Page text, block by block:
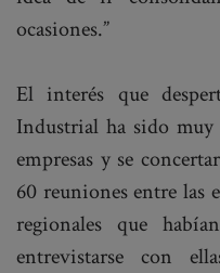
ocasiones.”
El interés que
Industrial ha sido
empresas y se
60 reuniones entre las
regionales que
entrevistarse con